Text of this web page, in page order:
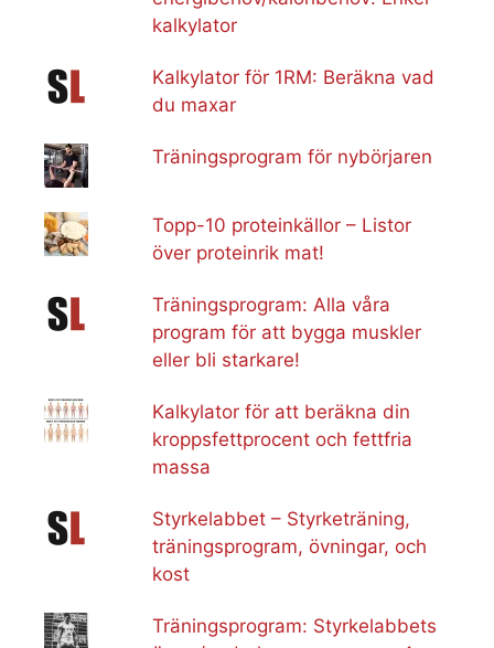
kalkylator
Kalkylator för 1RM: Beräkna vad
du maxar
Träningsprogram för nybörjaren
Topp-10 proteinkällor – Listor
över proteinrik mat!
Träningsprogram: Alla våra
program för att bygga muskler
eller bli starkare!
Kalkylator för att beräkna din
kroppsfettprocent och fettfria
massa
Styrkelabbet – Styrketräning,
träningsprogram, övningar, och
kost
Träningsprogram: Styrkelabbets